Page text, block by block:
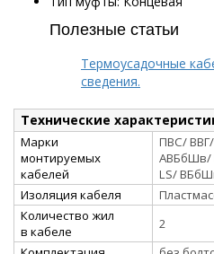
Полезные статьи
Термоусадочные
сведения.
Технические
Марки
монтируемых
кабелей
ПВС/ ВВГ/
АВБбШв/
LS/
Изоляция кабеля
Количество жил
в кабеле
2